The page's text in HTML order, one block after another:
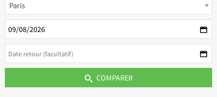
Paris
COMPARER